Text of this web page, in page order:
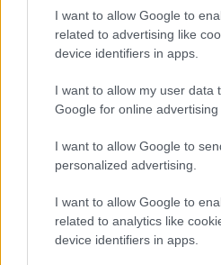
I want to allow Google to
related to advertising like
device identifiers in apps.
I want to allow my user data
Google for online advertising
I want to allow Google to
personalized advertising.
I want to allow Google to
related to analytics like
device identifiers in apps.
consejos para
Un eclipse solar es un
CIENCIA Y TECNOLOGÍA